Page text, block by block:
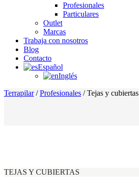
Profesionales
Particulares
Outlet
Marcas
Trabaja con nosotros
Blog
Contacto
Español
Inglés
Terrapilar/Profesionales /Tejas y cubiertas
TEJAS Y CUBIERTAS